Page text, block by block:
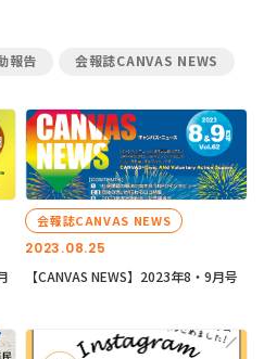
報告 会報誌CANVAS NEWS
2023.08.25
会報誌CANVAS NEWS
【CANVAS NEWS】2023年8・9月号